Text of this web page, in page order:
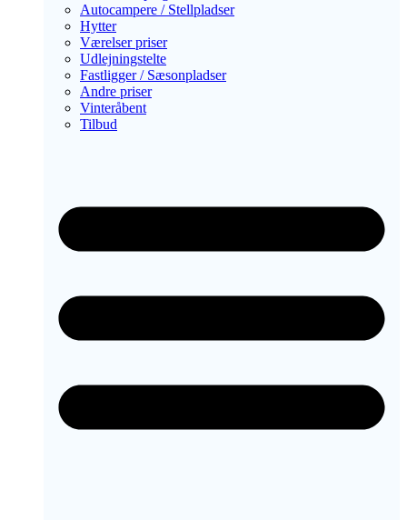
Autocampere / Stellpladser
Hytter
Værelser priser
Udlejningstelte
Fastligger / Sæsonpladser
Andre priser
Vinteråbent
Tilbud